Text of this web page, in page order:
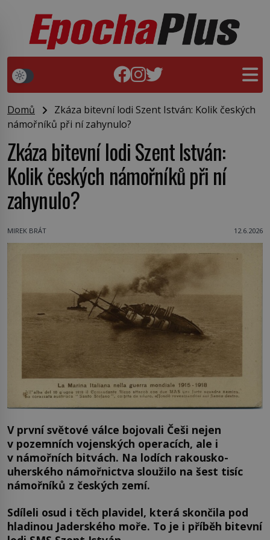
Domů
Zkáza bitevní lodi Szent István: Kolik českých
námořníků při ní zahynulo?
Zkáza bitevní lodi Szent István:
Kolik českých námořníků při ní
zahynulo?
MIREK BRÁT 12.6.2026
V první světové válce bojovali Češi nejen
v pozemních vojenských operacích, ale i
v námořních bitvách. Na lodích rakousko-
uherského námořnictva sloužilo na šest tisíc
námořníků z českých zemí.
Sdíleli osud i těch plavidel, která skončila pod
hladinou Jaderského moře. To je i příběh bitevní